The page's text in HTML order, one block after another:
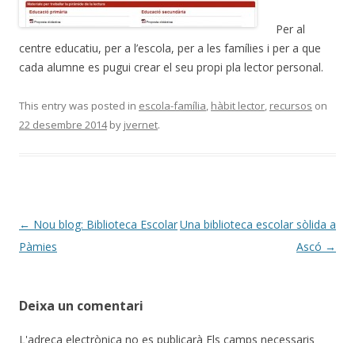
Per al
centre educatiu, per a l’escola, per a les famílies i per a que
cada alumne es pugui crear el seu propi pla lector personal.
This entry was posted in escola-família, hàbit lector, recursos on
22 desembre 2014by jvernet.
Post
navigation
← Nou blog: Biblioteca Escolar
Pàmies
Una biblioteca escolar sòlida a
Ascó →
Deixa un comentari
L'adreça electrònica no es publicarà Els camps necessaris